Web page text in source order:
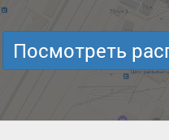
Посмотреть